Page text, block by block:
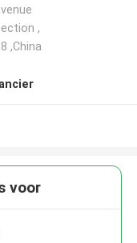
,
,China
voor